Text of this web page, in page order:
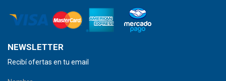
NEWSLETTER
Recibí ofertas en tu email